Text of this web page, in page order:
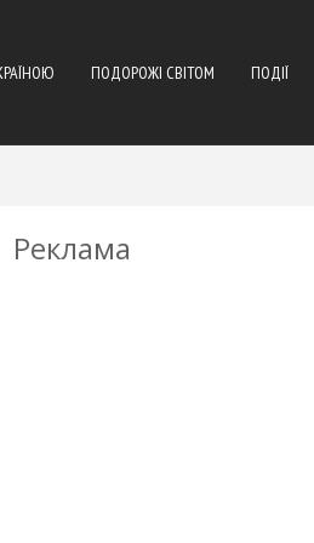
ПОДОРОЖІ СВІТОМ ПОДІЇ
Реклама